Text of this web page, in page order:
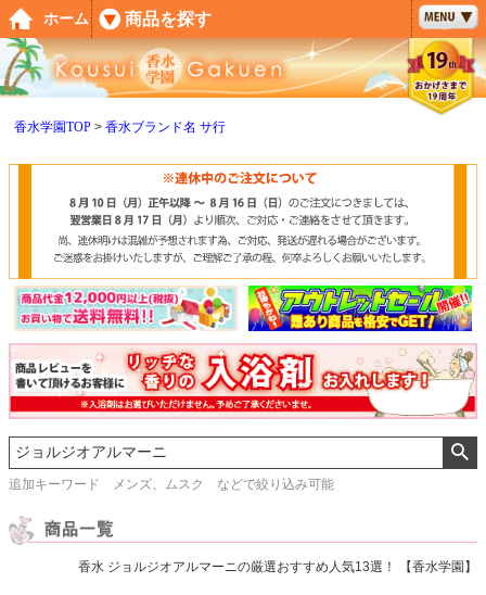
香水学園TOP 香水ブランド名 サ行
追加キーワード メンズ、ムスク などで絞り込み可能
香水 ジョルジオアルマーニの厳選おすすめ人気13選！ 【香水学園】
ペー
ジト
ップ
へ
ホーム 商品を探す